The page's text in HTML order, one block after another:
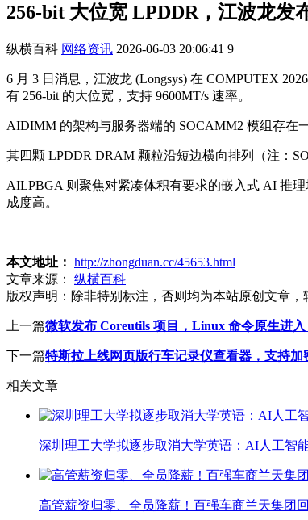
256-bit 大位宽 LPDDR，江波龙
纵横百科 网络资讯 2026-06-03 20:06:41 9
6 月 3 日消息，江波龙 (Longsys) 在 COMPUTEX
有 256-bit 的大位宽，支持 9600MT/s 速率。
AIDIMM 的架构与服务器端的 SOCAMM2 模组存在
其四颗 LPDDR DRAM 颗粒沿短边横向排列（注：
AILPBGA 则聚焦对紧凑体积有要求的嵌入式 AI 推
成度高。
本文地址： http://zhongduan.cc/45653.html
文章来源：
纵横百科
版权声明： 除非特别标注，否则均为本站原创文章，
上一篇微软发布 Coreutils 项目，Linux 命令原生进入
下一篇特斯拉上线网页版行车记录仪查看器，支持加
相关文章
深圳理工大学拟逐步取消大学英语：AI人工智
高管薪资归零、全员降薪！百强车商兰天集团